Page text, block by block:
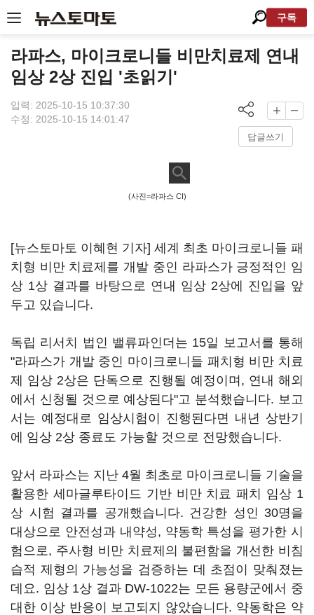
구독
라파스, 마이크로니들 비만치료제 연내
임상 2상 진입 '초읽기'
입력: 2025-10-15 10:37:30
수정: 2025-10-15 14:01:47
답글쓰기
(사진=라파스 CI)
[뉴스토마토 이혜현 기자] 세계 최초 마이크로니들 패
치형 비만 치료제를 개발 중인 라파스가 긍정적인 임
상 1상 결과를 바탕으로 연내 임상 2상에 진입을 앞
두고 있습니다.
독립 리서치 법인 밸류파인더는 15일 보고서를 통해
"라파스가 개발 중인 마이크로니들 패치형 비만 치료
제 임상 2상은 단독으로 진행될 예정이며, 연내 해외
에서 신청될 것으로 예상된다"고 분석했습니다. 보고
서는 예정대로 임상시험이 진행된다면 내년 상반기
에 임상 2상 종료도 가능할 것으로 전망했습니다.
앞서 라파스는 지난 4월 최초로 마이크로니들 기술을
활용한 세마글루타이드 기반 비만 치료 패치 임상 1
상 시험 결과를 공개했습니다. 건강한 성인 30명을
대상으로 안전성과 내약성, 약동학 특성을 평가한 시
험으로, 주사형 비만 치료제의 불편함을 개선한 비침
습적 제형의 가능성을 검증하는 데 초점이 맞춰졌는
데요. 임상 1상 결과 DW-1022는 모든 용량군에서 중
대한 이상 반응이 보고되지 않았습니다. 약동학은 약